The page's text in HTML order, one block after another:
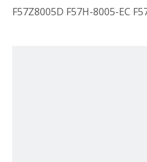
F57Z8005D F57H-8005-EC